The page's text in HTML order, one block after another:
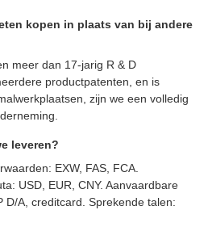
kopen in plaats van bij andere
meer dan 17-jarig R & D
productpatenten, en is
zijn we een volledig
leveren?
EXW, FAS, FCA.
USD, EUR, CNY. Aanvaardbare
D/A, creditcard. Sprekende talen: